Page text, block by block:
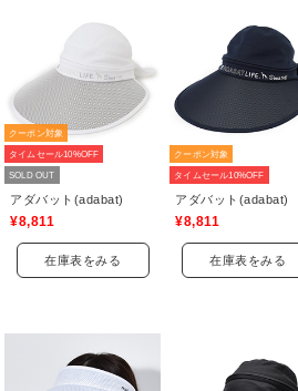
クーポン対象
タイムセール10%OFF
SOLD OUT
アダバット(adabat)
¥8,811
在庫表をみる
クーポン対象
タイムセール10%OFF
アダバット(adabat)
¥8,811
在庫表をみる